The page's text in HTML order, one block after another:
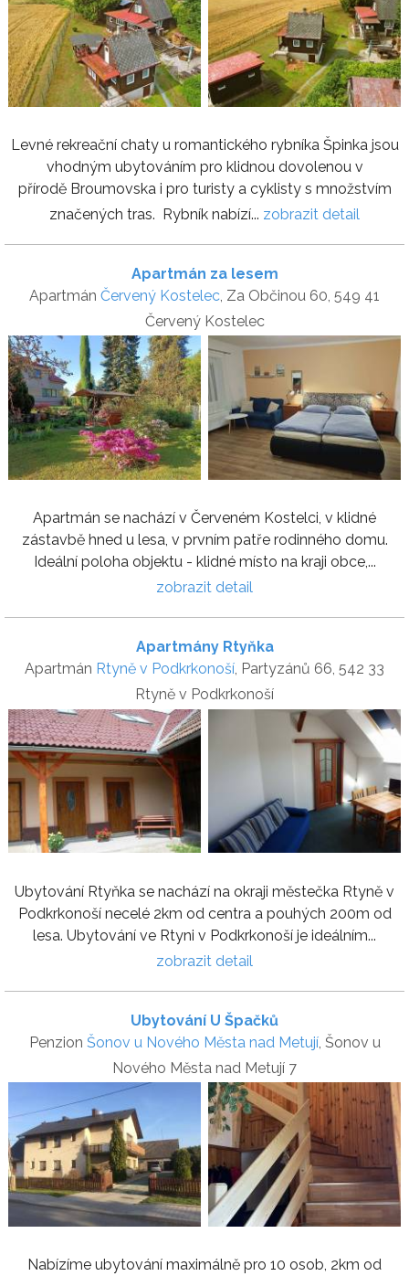
Levné rekreační chaty u romantického rybníka Špinka jsou
vhodným ubytováním pro klidnou dovolenou v
přírodě Broumovska i pro turisty a cyklisty s množstvím
značených tras. Rybník nabízí... zobrazit detail
Apartmán za lesem
Apartmán Červený Kostelec, Za Občinou 60, 549 41
Červený Kostelec
Apartmán se nachází v Červeném Kostelci, v klidné
zástavbě hned u lesa, v prvním patře rodinného domu.
Ideální poloha objektu - klidné místo na kraji obce,...
zobrazit detail
Apartmány Rtyňka
Apartmán Rtyně v Podkrkonoší, Partyzánů 66, 542 33
Rtyně v Podkrkonoší
Ubytování Rtyňka se nachází na okraji městečka Rtyně v
Podkrkonoší necelé 2km od centra a pouhých 200m od
lesa. Ubytování ve Rtyni v Podkrkonoší je ideálním...
zobrazit detail
Ubytování U Špačků
Penzion Šonov u Nového Města nad Metují, Šonov u
Nového Města nad Metují 7
Nabízíme ubytování maximálně pro 10 osob, 2km od